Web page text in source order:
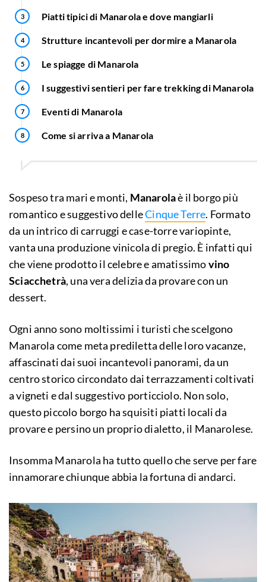
Piatti tipici di Manarola e dove mangiarli
Strutture incantevoli per dormire a Manarola
Le spiagge di Manarola
I suggestivi sentieri per fare trekking di Manarola
Eventi di Manarola
Come si arriva a Manarola
Sospeso tra mari e monti, Manarolaè il borgo più
romantico e suggestivo delleCinque Terre. Formato
da un intrico di carruggi e case-torre variopinte,
vanta una produzione vinicola di pregio. È infatti qui
che viene prodotto il celebre e amatissimovino
Sciacchetrà, una vera delizia da provare con un
dessert.
Ogni anno sono moltissimi i turisti che scelgono
Manarola come meta prediletta delle loro vacanze,
affascinati dai suoi incantevoli panorami, da un
centro storico circondato dai terrazzamenti coltivati
a vigneti e dal suggestivo porticciolo. Non solo,
questo piccolo borgo ha squisiti piatti locali da
provare e persino un proprio dialetto, il Manarolese.
Insomma Manarola ha tutto quello che serve per fare
innamorare chiunque abbia la fortuna di andarci.